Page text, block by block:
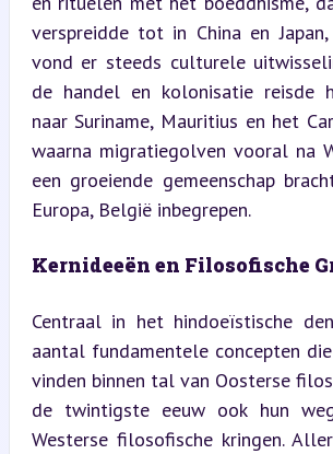
verspreidde tot in China en
vond er steeds culturele
de handel en kolonisatie reisde
naar Suriname, Mauritius en het
waarna migratiegolven vooral na
een groeiende gemeenschap
Europa, België inbegrepen.
Kernideeën en Filosofische
Centraal in het hindoeïstische
aantal fundamentele concepten
vinden binnen tal van Oosterse
de twintigste eeuw ook hun
Westerse filosofische kringen.